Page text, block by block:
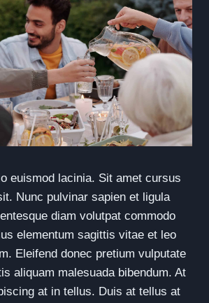
euismod lacinia. Sit amet cursus
Nunc pulvinar sapien et ligula
diam volutpat commodo
elementum sagittis vitae et leo
Eleifend donec pretium vulputate
aliquam malesuada bibendum. At
at in tellus. Duis at tellus at